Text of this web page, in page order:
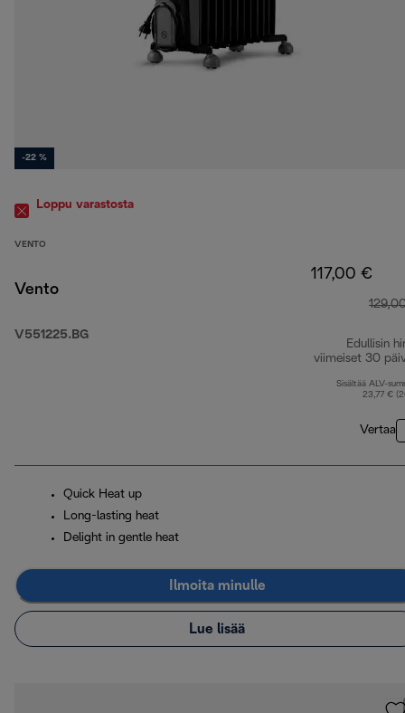
-22 %
Loppu varastosta
VENTO
Vento
V551225.BG
117,00 €
Edullisin
viimeiset 30
Sisältää ALV-
23,77 €
Vertaa
Quick Heat up
Long-lasting heat
Delight in gentle heat
Ilmoita minulle
Lue lisää